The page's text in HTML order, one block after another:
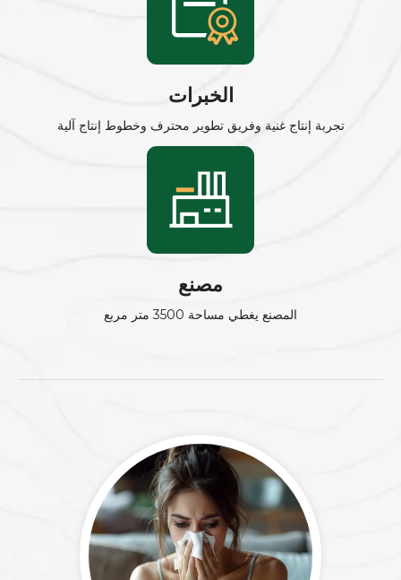
الخبرات
تجربة إنتاج غنية وفريق تطوير محترف وخطوط إنتاج آلية
مصنع
المصنع يغطي مساحة 3500 متر مربع